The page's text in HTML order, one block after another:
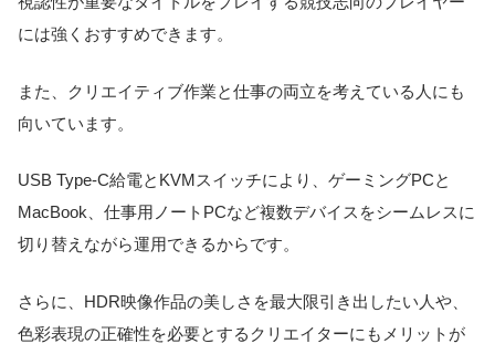
には強くおすすめできます。
また、クリエイティブ作業と仕事の両立を考えている人にも
向いています。
USB Type-C給電とKVMスイッチにより、ゲーミングPCと
MacBook、仕事用ノートPCなど複数デバイスをシームレスに
切り替えながら運用できるからです。
さらに、HDR映像作品の美しさを最大限引き出したい人や、
色彩表現の正確性を必要とするクリエイターにもメリットが